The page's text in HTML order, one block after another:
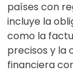
países con
incluye la
como la
precisos y la
financiera